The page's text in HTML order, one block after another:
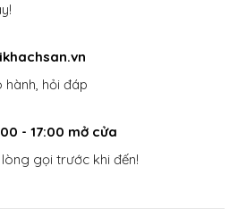
hành, hỏi đáp
- 17:00 mở cửa
gọi trước khi đến!